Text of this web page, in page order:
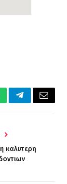
TelegramEmail
η καλυτερη